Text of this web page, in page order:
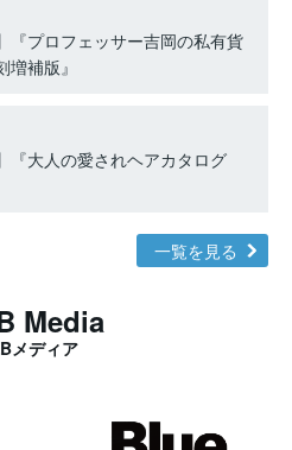
『プロフェッサー吉岡の私有貨
補版』
『大人の愛されヘアカタログ
一覧を見る
Media
メディア